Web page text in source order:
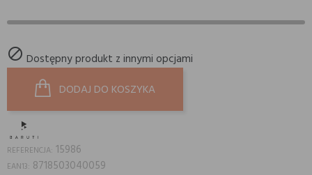
 Dostępny produkt z innymi opcjami
DODAJ DO KOSZYKA
REFERENCJA: 15986
EAN13: 8718503040059